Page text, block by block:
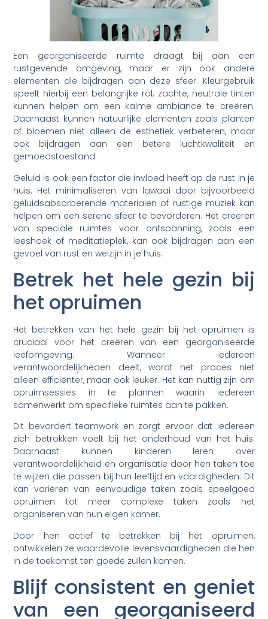
Een georganiseerde ruimte draagt bij aan een
rustgevende omgeving, maar er zijn ook andere
elementen die bijdragen aan deze sfeer. Kleurgebruik
speelt hierbij een belangrijke rol; zachte, neutrale tinten
kunnen helpen om een kalme ambiance te creëren.
Daarnaast kunnen natuurlijke elementen zoals planten
of bloemen niet alleen de esthetiek verbeteren, maar
ook bijdragen aan een betere luchtkwaliteit en
gemoedstoestand.
Geluid is ook een factor die invloed heeft op de rust in je
huis. Het minimaliseren van lawaai door bijvoorbeeld
geluidsabsorberende materialen of rustige muziek kan
helpen om een serene sfeer te bevorderen. Het creëren
van speciale ruimtes voor ontspanning, zoals een
leeshoek of meditatieplek, kan ook bijdragen aan een
gevoel van rust en welzijn in je huis.
Betrek het hele gezin bij
het opruimen
Het betrekken van het hele gezin bij het opruimen is
cruciaal voor het creëren van een georganiseerde
leefomgeving. Wanneer iedereen
verantwoordelijkheden deelt, wordt het proces niet
alleen efficiënter, maar ook leuker. Het kan nuttig zijn om
opruimsessies in te plannen waarin iedereen
samenwerkt om specifieke ruimtes aan te pakken.
Dit bevordert teamwork en zorgt ervoor dat iedereen
zich betrokken voelt bij het onderhoud van het huis.
Daarnaast kunnen kinderen leren over
verantwoordelijkheid en organisatie door hen taken toe
te wijzen die passen bij hun leeftijd en vaardigheden. Dit
kan variëren van eenvoudige taken zoals speelgoed
opruimen tot meer complexe taken zoals het
organiseren van hun eigen kamer.
Door hen actief te betrekken bij het opruimen,
ontwikkelen ze waardevolle levensvaardigheden die hen
in de toekomst ten goede zullen komen.
Blijf consistent en geniet
van een georganiseerd